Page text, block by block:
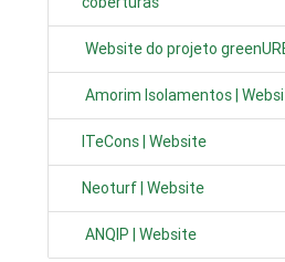
Website do projeto
Amorim Isolamentos |
ITeCons | Website
Neoturf | Website
ANQIP | Website